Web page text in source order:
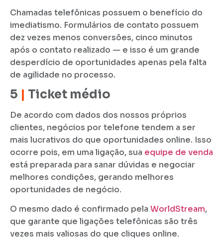
Chamadas telefônicas possuem o benefício do
imediatismo. Formulários de contato possuem
dez vezes menos conversões, cinco minutos
após o contato realizado — e isso é um grande
desperdício de oportunidades apenas pela falta
de agilidade no processo.
5 | Ticket médio
De acordo com dados dos nossos próprios
clientes, negócios por telefone tendem a ser
mais lucrativos do que oportunidades online. Isso
ocorre pois, em uma ligação, sua equipe de venda
está preparada para sanar dúvidas e negociar
melhores condições, gerando melhores
oportunidades de negócio.
O mesmo dado é confirmado pela WorldStream,
que garante que ligações telefônicas são três
vezes mais valiosas do que cliques online.